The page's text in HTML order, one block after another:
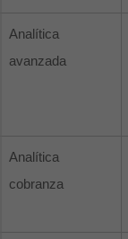
Analítica
avanzada
Analítica
cobranza